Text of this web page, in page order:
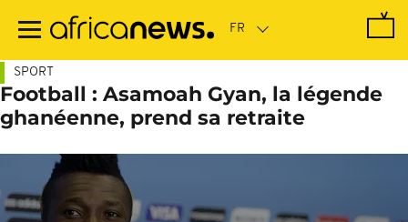
contenu
SPORT
Football : Asamoah Gyan, la légende
ghanéenne, prend sa retraite